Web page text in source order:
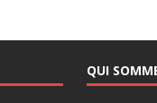
QUI